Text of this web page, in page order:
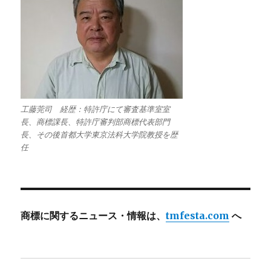
工藤莞司 経歴：特許庁にて審査基準室室
長、商標課長、特許庁審判部商標代表部門
長、その後首都大学東京法科大学院教授を歴
任
商標に関するニュース・情報は、tmfesta.com へ